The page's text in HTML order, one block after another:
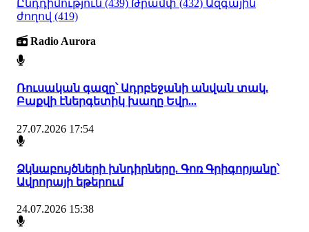
Ընդդիմություն (439) Թրամփ (432) Ազգային
ժողով (419)
Radio Aurora
Ռուսական գազը՝ Ադրբեջանի անվան տակ.
Բաքվի էներգետիկ խաղը Եվր...
27.07.2026 17:54
Ձկնաբույծների խնդիրները. Գոռ Գրիգորյանը՝
Ավրորայի եթերում
24.07.2026 15:38